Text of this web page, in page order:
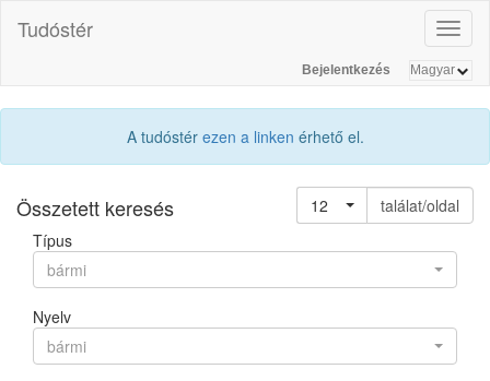
Tudóstér
Bejelentkezés
A tudóstér ezen a linken érhető el.
Összetett keresés 12
találat/oldal
Típus
bármi
Nyelv
bármi